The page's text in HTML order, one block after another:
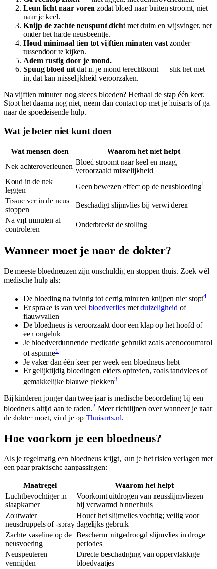
Leun licht naar voren zodat bloed naar buiten stroomt, niet
naar je keel.
Knijp de zachte neuspunt dicht met duim en wijsvinger, net
onder het harde neusbeentje.
Houd minimaal tien tot vijftien minuten vast zonder
tussendoor te kijken.
Adem rustig door je mond.
Spuug bloed uit dat in je mond terechtkomt — slik het niet
in, dat kan misselijkheid veroorzaken.
Na vijftien minuten nog steeds bloeden? Herhaal de stap één keer.
Stopt het daarna nog niet, neem dan contact op met je huisarts of ga
naar de spoedeisende hulp.
Wat je beter niet kunt doen
Wat mensen doen
Waarom het niet helpt
Nek achteroverleunen
Bloed stroomt naar keel en maag,
veroorzaakt misselijkheid
Koud in de nek
leggen
Geen bewezen effect op de neusbloeding1
Tissue ver in de neus
stoppen
Beschadigt slijmvlies bij verwijderen
Na vijf minuten al
controleren
Onderbreekt de stolling
Wanneer moet je naar de dokter?
De meeste bloedneuzen zijn onschuldig en stoppen thuis. Zoek wél
medische hulp als:
De bloeding na twintig tot dertig minuten knijpen niet stopt4
Er sprake is van veel bloedverlies met duizeligheid of
flauwvallen
De bloedneus is veroorzaakt door een klap op het hoofd of
een ongeluk
Je bloedverdunnende medicatie gebruikt zoals acenocoumarol
of aspirine1
Je vaker dan één keer per week een bloedneus hebt
Er gelijktijdig bloedingen elders optreden, zoals tandvlees of
gemakkelijke blauwe plekken3
Bij kinderen jonger dan twee jaar is medische beoordeling bij een
bloedneus altijd aan te raden.2 Meer richtlijnen over wanneer je naar
de dokter moet, vind je op Thuisarts.nl.
Hoe voorkom je een bloedneus?
Als je regelmatig een bloedneus krijgt, kun je het risico verlagen met
een paar praktische aanpassingen:
Maatregel
Waarom het helpt
Luchtbevochtiger in
slaapkamer
Voorkomt uitdrogen van neusslijmvliezen
bij verwarmd binnenhuis
Zoutwater
neusdruppels of -spray
Houdt het slijmvlies vochtig; veilig voor
dagelijks gebruik
Zachte vaseline op de
neusvoering
Beschermt uitgedroogd slijmvlies in droge
periodes
Neuspeuteren
vermijden
Directe beschadiging van oppervlakkige
bloedvaatjes